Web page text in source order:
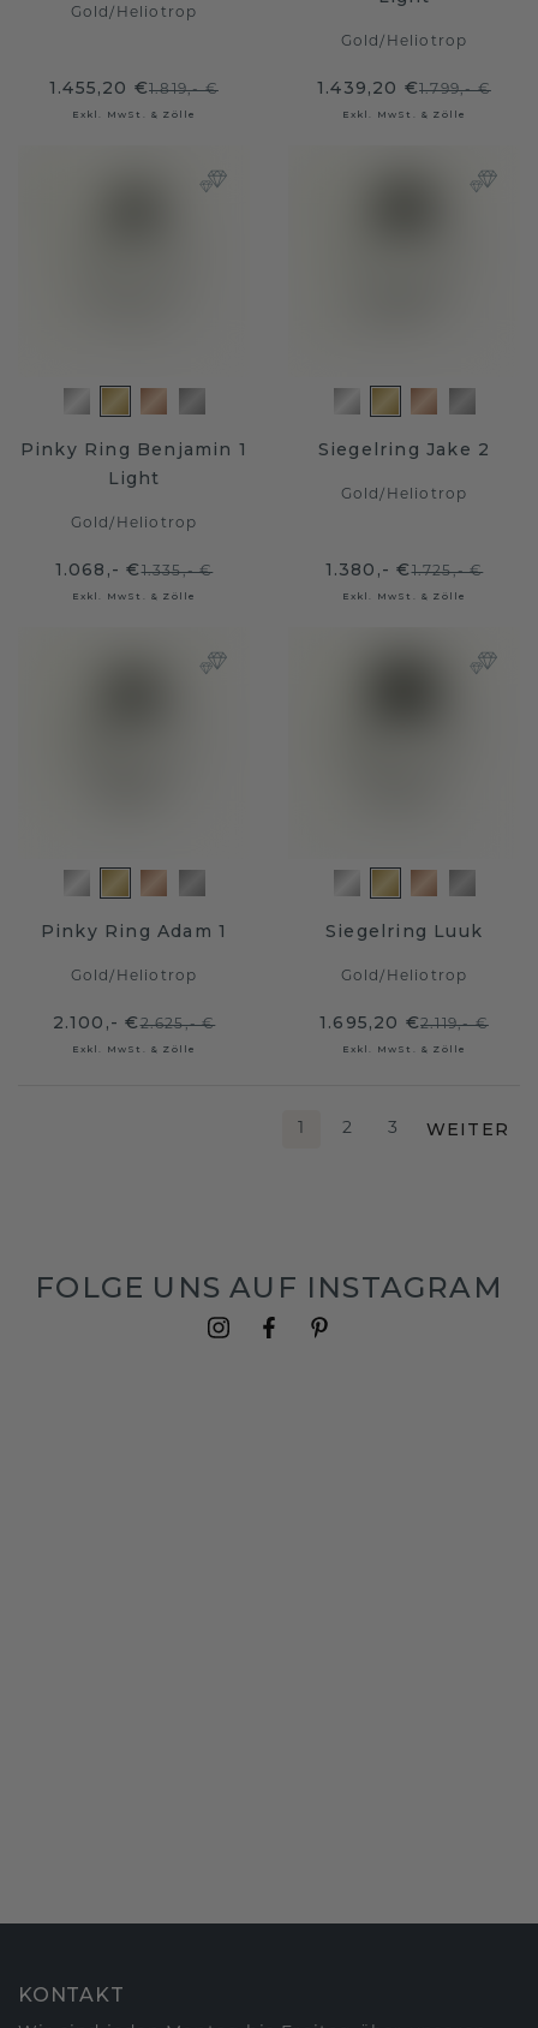
Gold/ Heliotrop
1.455,20 €1.819,- €
Exkl. MwSt. & Zölle
Gold/ Heliotrop
1.439,20 €1.799,- €
Exkl. MwSt. & Zölle
Pinky Ring Benjamin 1
Light
Gold/ Heliotrop
1.068,- €1.335,- €
Exkl. MwSt. & Zölle
Siegelring Jake 2
Gold/ Heliotrop
1.380,- €1.725,- €
Exkl. MwSt. & Zölle
Pinky Ring Adam 1
Gold/ Heliotrop
2.100,- €2.625,- €
Exkl. MwSt. & Zölle
Siegelring Luuk
Gold/ Heliotrop
1.695,20 €2.119,- €
Exkl. MwSt. & Zölle
1 2 3 WEITER
FOLGE UNS AUF INSTAGRAM
KONTAKT